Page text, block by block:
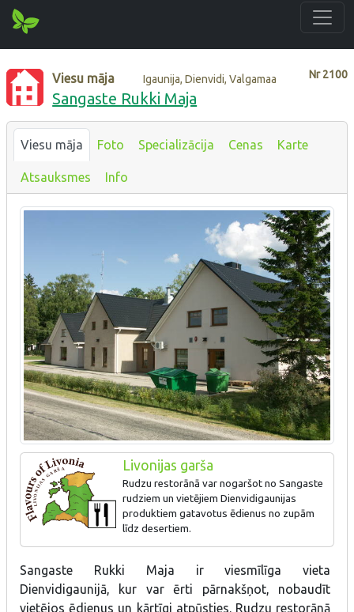
Nr2100
Viesu māja Igaunija, Dienvidi, Valgamaa
Sangaste Rukki Maja
Viesu māja Foto Specializācija Cenas Karte
Atsauksmes Info
Livonijas garša
Rudzu restorānā var nogaršot no Sangaste
rudziem un vietējiem Dienvidigaunijas
produktiem gatavotus ēdienus no zupām
līdz desertiem.
Sangaste Rukki Maja ir viesmīlīga vieta
Dienvidigaunijā, kur var ērti pārnakšņot, nobaudīt
vietējos ēdienus un kārtīgi atpūsties. Rudzu restorānā